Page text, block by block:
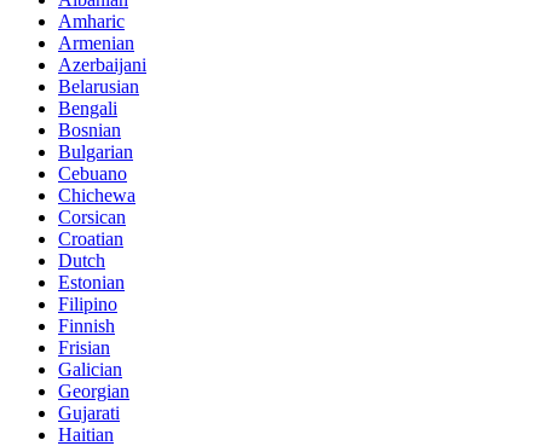
Amharic
Armenian
Azerbaijani
Belarusian
Bengali
Bosnian
Bulgarian
Cebuano
Chichewa
Corsican
Croatian
Dutch
Estonian
Filipino
Finnish
Frisian
Galician
Georgian
Gujarati
Haitian